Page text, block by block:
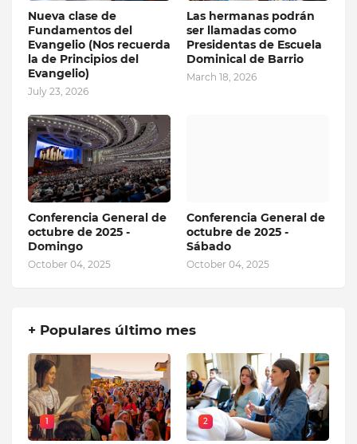
Nueva clase de
Fundamentos del
Evangelio (Nos recuerda
la de Principios del
Evangelio)
July 23, 2026
Las hermanas podrán
ser llamadas como
Presidentas de Escuela
Dominical de Barrio
March 18, 2026
Conferencia General de
octubre de 2025 -
Domingo
October 04, 2025
Conferencia General de
octubre de 2025 -
Sábado
October 04, 2025
+ Populares último mes
1 2